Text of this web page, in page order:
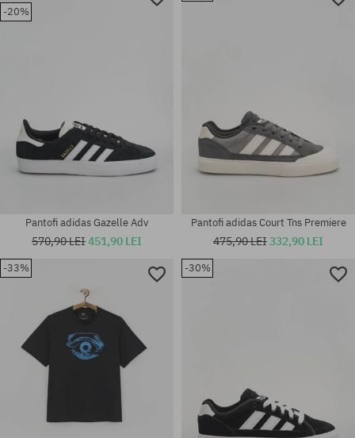
Mărimi existente:
Mărimi existente:
Mărimi existente:
37 1/3; 38; 38 2/3; 39 1/3; 40;
40 2/3; 41 1/3; 42; 42 2/3; 43
-20%
Pantofi adidas Gazelle Adv
570,90 LEI451,90 LEI
Pantofi adidas Court Tns Premiere
475,90 LEI332,90 LEI
-33% -30%